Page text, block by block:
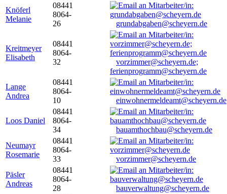
Knöferl
Melanie
08441
8064-
26
grundabgaben@scheyern.de
Kreitmeyer
Elisabeth
08441
8064-
32
vorzimmer@scheyern.de;
ferienprogramm@scheyern.de
Lange
Andrea
08441
8064-
10
einwohnermeldeamt@scheyern.de
Loos Daniel
08441
8064-
34
bauamthochbau@scheyern.de
Neumayr
Rosemarie
08441
8064-
33
vorzimmer@scheyern.de
Päsler
Andreas
08441
8064-
28
bauverwaltung@scheyern.de